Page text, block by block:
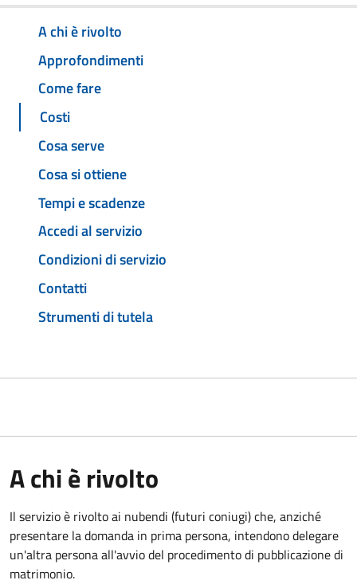
A chi è rivolto
Approfondimenti
Come fare
Costi
Cosa serve
Cosa si ottiene
Tempi e scadenze
Accedi al servizio
Condizioni di servizio
Contatti
Strumenti di tutela
A chi è rivolto
Il servizio è rivolto ai nubendi (futuri coniugi) che, anziché
presentare la domanda in prima persona, intendono delegare
un'altra persona all'avvio del procedimento di pubblicazione di
matrimonio.